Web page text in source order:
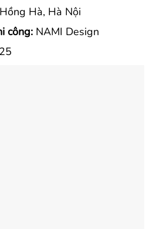
Hà, Hà Nội
công: NAMI Design